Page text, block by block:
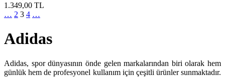
1.349,00 TL
… 2 3 4 …
Adidas
Adidas, spor dünyasının önde gelen markalarından biri olarak hem
günlük hem de profesyonel kullanım için çeşitli ürünler sunmaktadır.